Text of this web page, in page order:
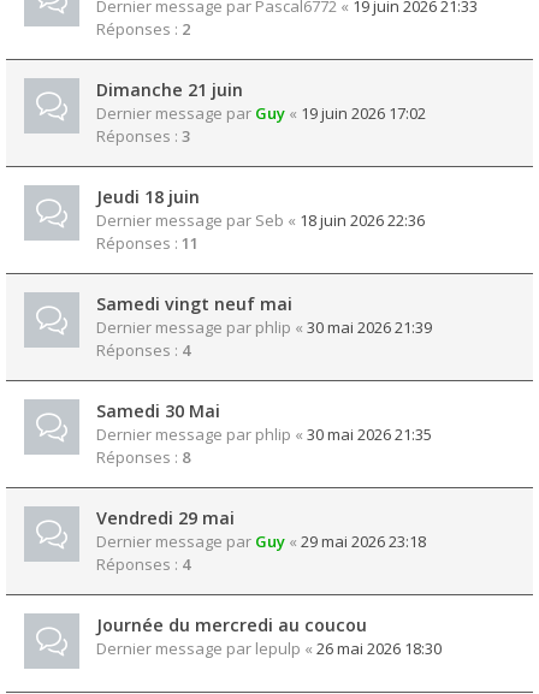
Dernier message par Pascal6772 « 19 juin 2026 21:33
Réponses : 2
Dimanche 21 juin
Dernier message par Guy « 19 juin 2026 17:02
Réponses : 3
Jeudi 18 juin
Dernier message par Seb « 18 juin 2026 22:36
Réponses : 11
Samedi vingt neuf mai
Dernier message par phlip « 30 mai 2026 21:39
Réponses : 4
Samedi 30 Mai
Dernier message par phlip « 30 mai 2026 21:35
Réponses : 8
Vendredi 29 mai
Dernier message par Guy « 29 mai 2026 23:18
Réponses : 4
Journée du mercredi au coucou
Dernier message par lepulp « 26 mai 2026 18:30